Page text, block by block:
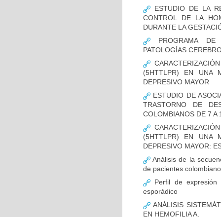
ESTUDIO DE LA
CONTROL DE LA
DURANTE LA
PROGRAMA DE
PATOLOGÍAS
(5HTTLPR) EN UNA
DEPRESIVO MAYOR
ESTUDIO DE
TRASTORNO DE
COLOMBIANOS DE 7 A
(5HTTLPR) EN UNA
DEPRESIVO MAYOR:
Análisis de la
de pacientes
Perfil de expresión
esporádico
ANÁLISIS
EN HEMOFILIA A.